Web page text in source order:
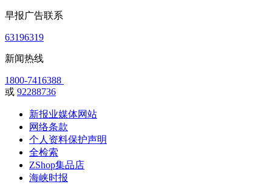
早报广告联系
63196319
新闻热线
1800-7416388
或 92288736
新报业媒体网站
网络条款
个人资料保护声明
全检索
ZShop集品店
海峡时报